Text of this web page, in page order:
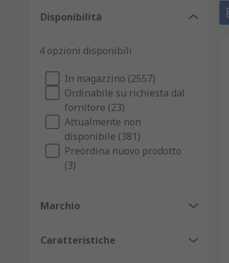
che domestico.
Disponibilità
4 opzioni disponibili
In magazzino (2557)
Ordinabile su richiesta dal
fornitore (23)
Attualmente non
disponibile (381)
Preordina nuovo prodotto
(3)
Marchio
Caratteristiche